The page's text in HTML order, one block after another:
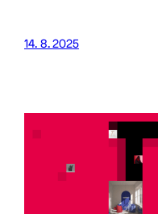
14. 8. 2025